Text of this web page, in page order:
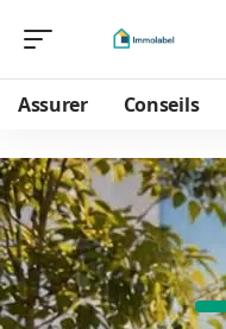
Assurer Conseils